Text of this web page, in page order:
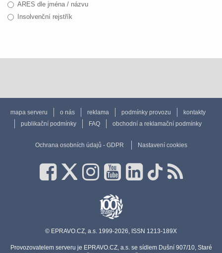
ARES dle jména / názvu
Insolvenční rejstřík
mapa serveru o nás reklama podmínky provozu
kontakty
publikační podmínky
FAQ obchodní a reklamační podmínky
Ochrana osobních údajů - GDPR Nastavení cookies
© EPRAVO.CZ, a.s. 1999-2026, ISSN 1213-189X
Provozovatelem serveru je EPRAVO.CZ, a.s. se sídlem Dušní 907/10, Staré